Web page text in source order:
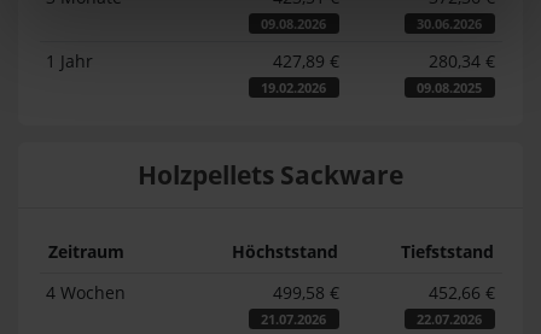
09.08.2026 30.06.2026
1 Jahr 427,89 €
19.02.2026
280,34 €
09.08.2025
Holzpellets Sackware
Zeitraum Höchststand
Tiefststand
4 Wochen
499,58 €
21.07.2026
452,66 €
22.07.2026